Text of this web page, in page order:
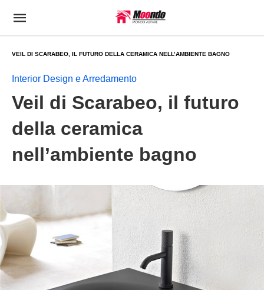
VEIL DI SCARABEO, IL FUTURO DELLA CERAMICA NELL’AMBIENTE BAGNO
Interior Design e Arredamento
Veil di Scarabeo, il futuro
della ceramica
nell’ambiente bagno